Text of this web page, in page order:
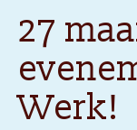
27
Werk!